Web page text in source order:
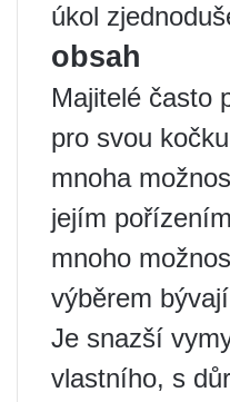
úkol
obsah
Majitelé často
pro svou
mnoha
jejím
mnoho
výběrem
Je snazší
vlastního, s